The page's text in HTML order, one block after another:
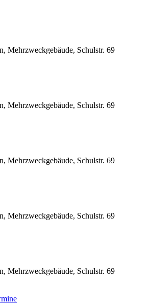
Mehrzweckgebäude, Schulstr. 69
Mehrzweckgebäude, Schulstr. 69
Mehrzweckgebäude, Schulstr. 69
Mehrzweckgebäude, Schulstr. 69
Mehrzweckgebäude, Schulstr. 69